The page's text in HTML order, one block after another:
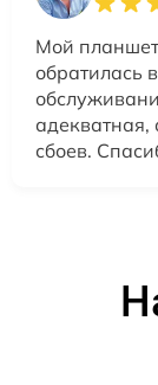
Мой планшет
обратилась
адекватная,
сбоев.